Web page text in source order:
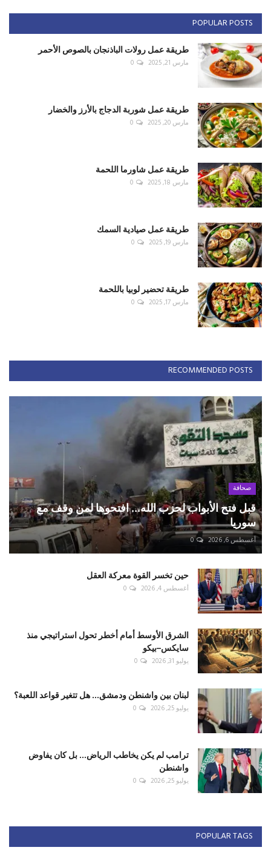
POPULAR POSTS
طريقة عمل رولات الباذنجان بالصوص الأحمر
مارس 21, 2025 0
طريقة عمل شوربة الدجاج بالأرز والخضار
مارس 20, 2025 0
طريقة عمل شاورما اللحمة
مارس 18, 2025 0
طريقة عمل صيادية السمك
مارس 19, 2025 0
طريقة تحضير لوبيا باللحمة
مارس 17, 2025 0
RECOMMENDED POSTS
صحافة
قبل فتح الأبواب لحزب الله... افتحوها لمن وقف مع
سوريا
أغسطس 6, 2026 0
حين تخسر القوة معركة العقل
أغسطس 4, 2026 0
الشرق الأوسط أمام أخطر تحول استراتيجي منذ
سايكس–بيكو
يوليو 31, 2026 0
لبنان بين واشنطن ودمشق... هل تتغير قواعد اللعبة؟
يوليو 25, 2026 0
ترامب لم يكن يخاطب الرياض... بل كان يفاوض
واشنطن
يوليو 25, 2026 0
POPULAR TAGS